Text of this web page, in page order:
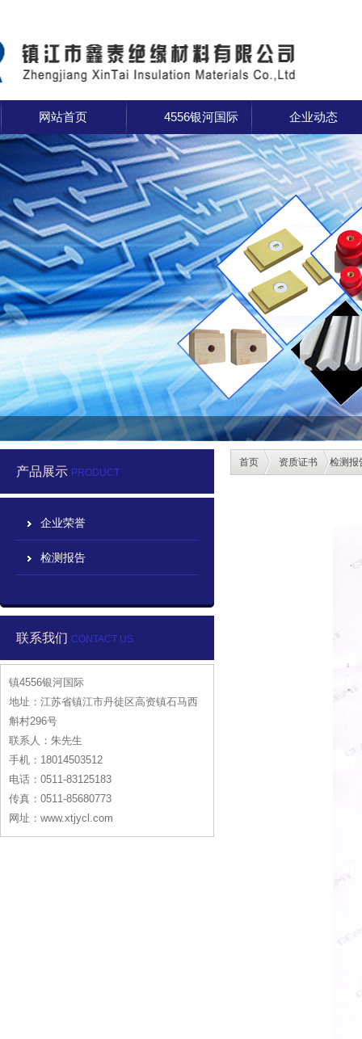
网站首页 4556银河国际 企业动态
产品展示 PRODUCT
企业荣誉
检测报告
联系我们 CONTACT US
镇4556银河国际
地址：江苏省镇江市丹徒区高资镇石马西
斛村296号
联系人：朱先生
手机：18014503512
电话：0511-83125183
传真：0511-85680773
网址：www.xtjycl.com
首页 资质证书 检测报